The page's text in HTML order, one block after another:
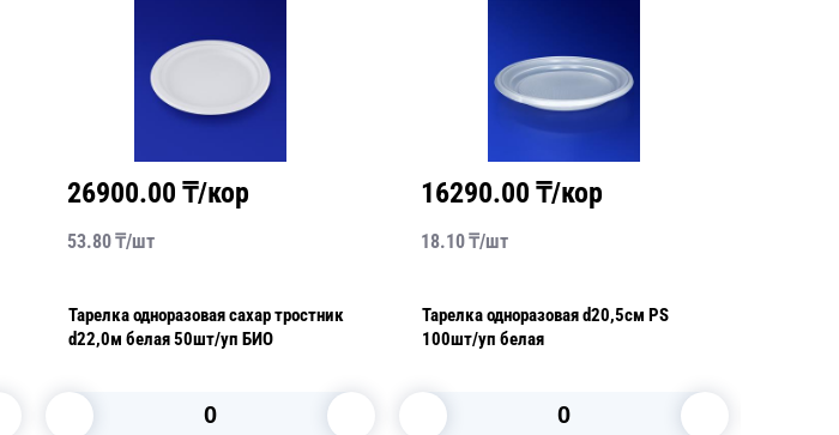
26900.00 ₸/кор
53.80₸/шт
Тарелка одноразовая сахар тростник
d22,0м белая 50шт/уп БИО
16290.00 ₸/кор
18.10₸/шт
Тарелка одноразовая d20,5см PS
100шт/уп белая